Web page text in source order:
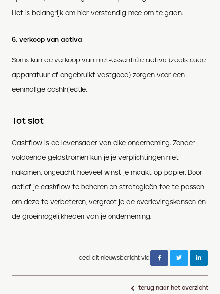
Het is belangrijk om hier verstandig mee om te gaan.
6. verkoop van activa
Soms kan de verkoop van niet-essentiële activa (zoals oude
apparatuur of ongebruikt vastgoed) zorgen voor een
eenmalige cashinjectie.
Tot slot
Cashflow is de levensader van elke onderneming. Zonder
voldoende geldstromen kun je je verplichtingen niet
nakomen, ongeacht hoeveel winst je maakt op papier. Door
actief je cashflow te beheren en strategieën toe te passen
om deze te verbeteren, vergroot je de overlevingskansen én
de groeimogelijkheden van je onderneming.
deel dit nieuwsbericht via
terug naar het overzicht